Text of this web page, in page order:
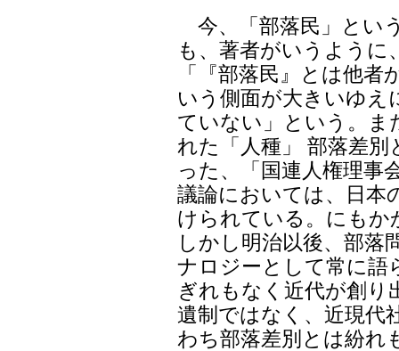
今、「部落民」とい
も、著者がいうよう
「『部落民』とは他
いう側面が大きいゆえ
ていない」という。ま
れた「人種」 部落差
った、「国連人権理事
議論においては、日本
けられている。にもか
しかし明治以後、部落
ナロジーとして常に語
ぎれもなく近代が創り
遺制ではなく、近現代
わち部落差別とは紛れ